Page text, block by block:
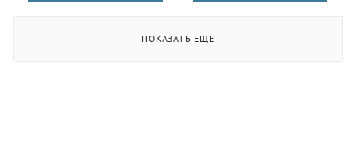
ПОКАЗАТЬ ЕЩЕ